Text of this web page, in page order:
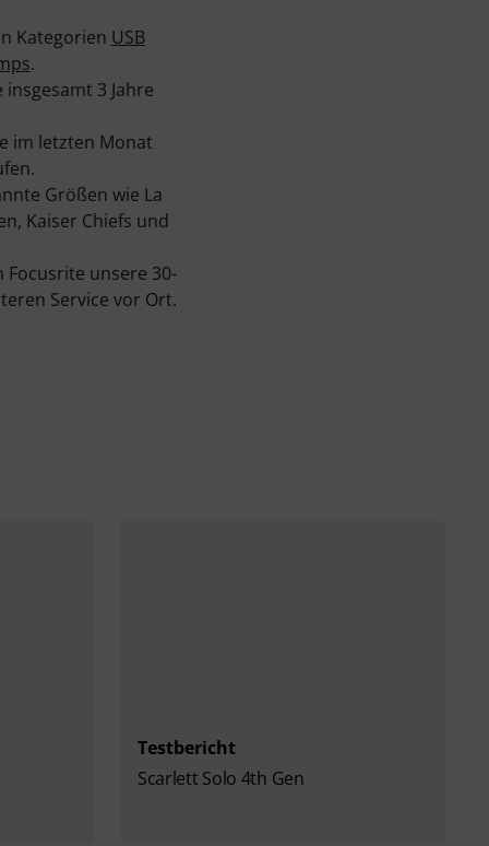
Kategorien USB
.
3 Jahre
im letzten Monat
Größen wie La
Kaiser Chiefs und
unsere 30-
Service vor Ort.
Testbericht
Scarlett Solo 4th Gen